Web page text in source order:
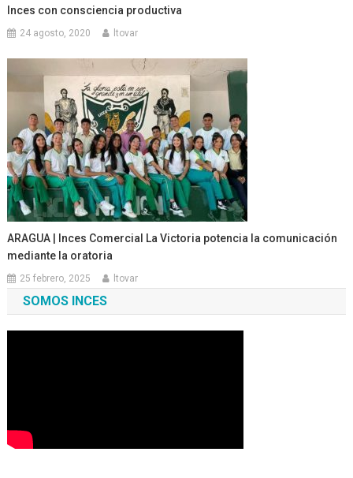
Inces con consciencia productiva
24 agosto, 2020 ltovar
ARAGUA | Inces Comercial La Victoria potencia la comunicación
mediante la oratoria
25 febrero, 2025 ltovar
SOMOS INCES